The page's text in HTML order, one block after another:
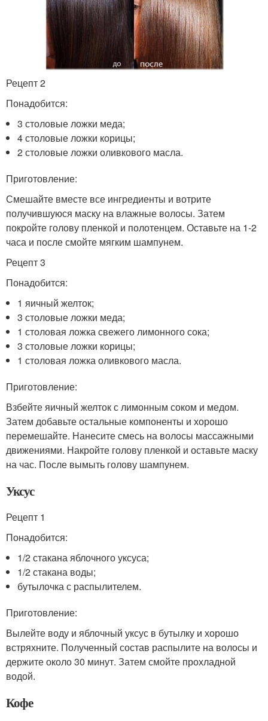
Рецепт 2
Понадобится:
3 столовые ложки меда;
4 столовые ложки корицы;
2 столовые ложки оливкового масла.
Приготовление:
Смешайте вместе все ингредиенты и вотрите
получившуюся маску на влажные волосы. Затем
покройте голову пленкой и полотенцем. Оставьте на 1-2
часа и после смойте мягким шампунем.
Рецепт 3
Понадобится:
1 яичный желток;
3 столовые ложки меда;
1 столовая ложка свежего лимонного сока;
3 столовые ложки корицы;
1 столовая ложка оливкового масла.
Приготовление:
Взбейте яичный желток с лимонным соком и медом.
Затем добавьте остальные компоненты и хорошо
перемешайте. Нанесите смесь на волосы массажными
движениями. Накройте голову пленкой и оставьте маску
на час. После вымыть голову шампунем.
Уксус
Рецепт 1
Понадобится:
1/2 стакана яблочного уксуса;
1/2 стакана воды;
бутылочка с распылителем.
Приготовление:
Вылейте воду и яблочный уксус в бутылку и хорошо
встряхните. Полученный состав распылите на волосы и
держите около 30 минут. Затем смойте прохладной
водой.
Кофе